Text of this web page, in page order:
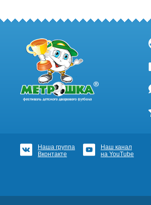
Наша группа
Вконтакте
Наш канал
на YouTube